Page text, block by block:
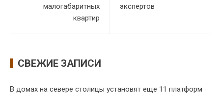
малогабаритных
квартир
экспертов
СВЕЖИЕ ЗАПИСИ
В домах на севере столицы установят еще 11 платформ